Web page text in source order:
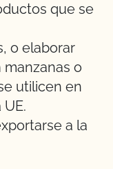
que se
o elaborar
o
utilicen en
a la